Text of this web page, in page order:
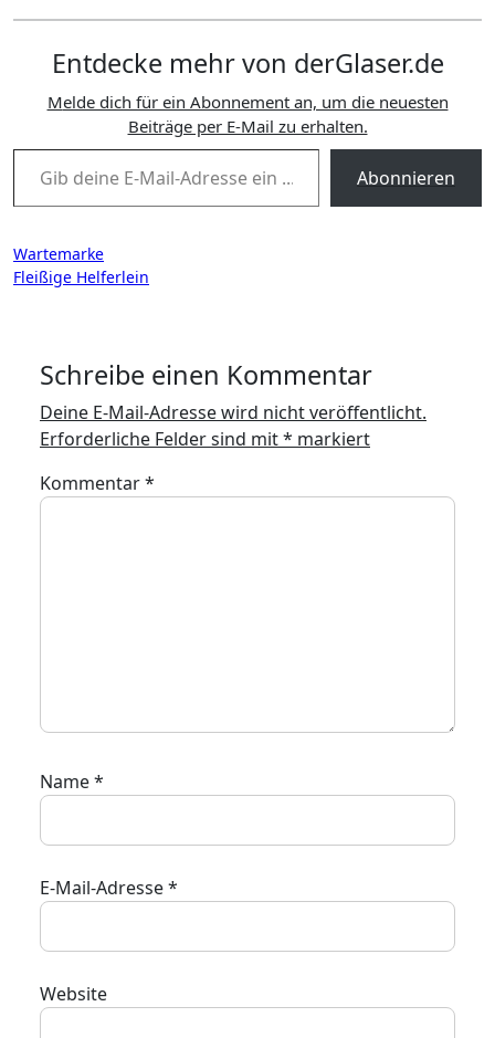
Entdecke mehr von derGlaser.de
Melde dich für ein Abonnement an, um die neuesten
Beiträge per E-Mail zu erhalten.
Gib deine E-Mail-Adresse ein ...
Abonnieren
Beitragsnavigation
Wartemarke
Fleißige Helferlein
Schreibe einen Kommentar
Deine E-Mail-Adresse wird nicht veröffentlicht.
Erforderliche Felder sind mit* markiert
Kommentar*
Name*
E-Mail-Adresse*
Website